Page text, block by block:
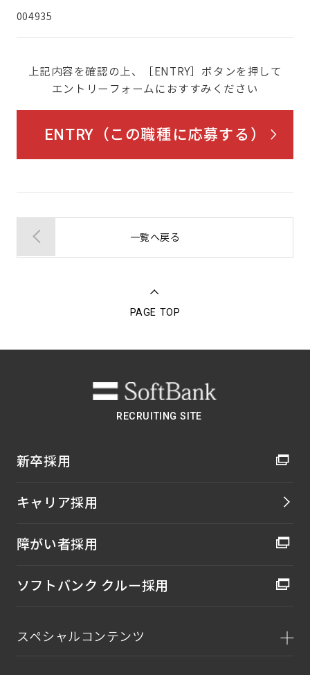
004935
上記内容を確認の上、［ENTRY］ボタンを押して
エントリーフォームにおすすみください
ENTRY（この職種に応募する）
一覧へ戻る
PAGE TOP
RECRUITING SITE
新卒採用
キャリア採用
障がい者採用
ソフトバンク クルー採用
スペシャルコンテンツ